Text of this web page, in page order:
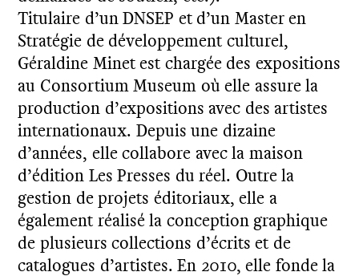
Titulaire d’un DNSEP et d’un Master en
Stratégie de développement culturel,
Géraldine Minet est chargée des expositions
au Consortium Museum où elle assure la
production d’expositions avec des artistes
internationaux. Depuis une dizaine
d’années, elle collabore avec la maison
d’édition Les Presses du réel. Outre la
gestion de projets éditoriaux, elle a
également réalisé la conception graphique
de plusieurs collections d’écrits et de
catalogues d’artistes. En 2010, elle fonde la